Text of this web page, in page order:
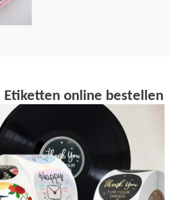
online bestellen